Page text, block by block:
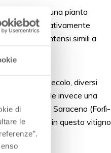
di
le
riscoperto. È una pianta
relativamente
aromi intensi simili a
Nel XIX secolo, diversi
vede invece una
di Mercato Saraceno (Forlì-
hanno visto in questo vitigno